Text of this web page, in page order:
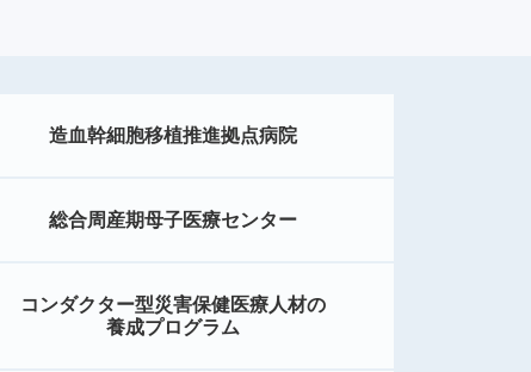
造血幹細胞移植推進拠点病院
総合周産期母子医療センター
コンダクター型災害保健医療人材の
養成プログラム